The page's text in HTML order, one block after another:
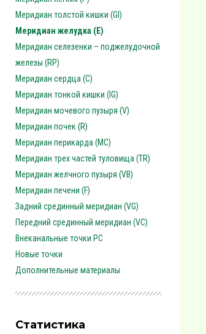
Меридиан толстой кишки (GI)
Меридиан желудка (E)
Меридиан селезенки – поджелудочной
железы (RP)
Меридиан сердца (C)
Меридиан тонкой кишки (IG)
Меридиан мочевого пузыря (V)
Меридиан почек (R)
Меридиан перикарда (MC)
Меридиан трех частей туловища (TR)
Меридиан желчного пузыря (VB)
Меридиан печени (F)
Задний срединный меридиан (VG)
Передний срединный меридиан (VC)
Внеканальные точки PC
Новые точки
Дополнительные материалы
Статистика